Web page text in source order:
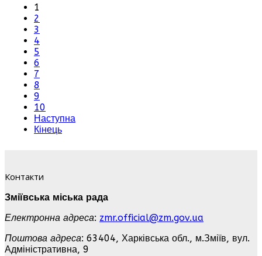
1
2
3
4
5
6
7
8
9
10
Наступна
Кінець
Контакти
Зміївська міська рада
Електронна адреса: zmr.official@zm.gov.ua
Поштова адреса: 63404, Харківська обл., м.Зміїв, вул.
Адміністративна, 9